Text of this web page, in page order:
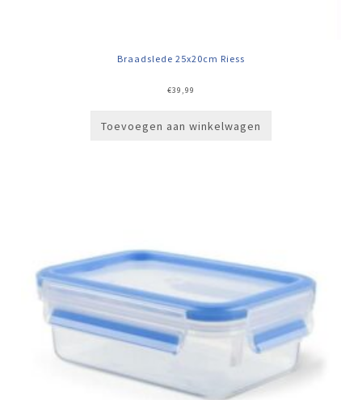
Braadslede 25x20cm Riess
€39,99
Toevoegen aan winkelwagen